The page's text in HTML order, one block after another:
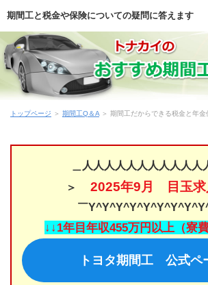
期間工と税金や保険についての疑問に答えます
トップページ
期間工比較ランキング
はじめて期間工に応募する方
時間・期間で選ぶ期間工
勤務地で選ぶ期間工
期間工Q＆A
トップページ ＞ 期間工Q＆A ＞ 期間工だからできる税金と年金
＿人人人人人人人人人人人
＞ 2025年9月 目玉求
￣
↓↓1年目年収455万円以上（寮
トヨタ期間工 公式ペ